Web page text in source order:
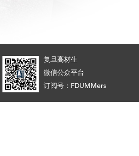
复旦高材生
微信公众平台
订阅号：FDUMMers